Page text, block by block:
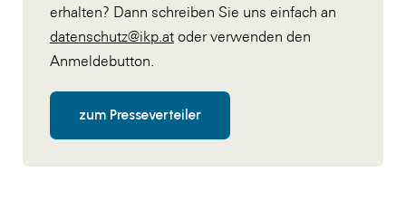
erhalten? Dann schreiben Sie uns einfach an
datenschutz@ikp.at oder verwenden den
Anmeldebutton.
zum Presseverteiler